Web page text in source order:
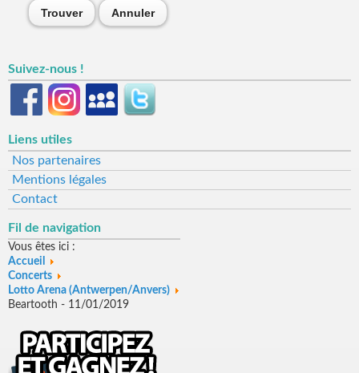
Trouver Annuler
Suivez-nous !
Liens utiles
Nos partenaires
Mentions légales
Contact
Fil de navigation
Vous êtes ici :
Accueil
Concerts
Lotto Arena (Antwerpen/Anvers)
Beartooth - 11/01/2019